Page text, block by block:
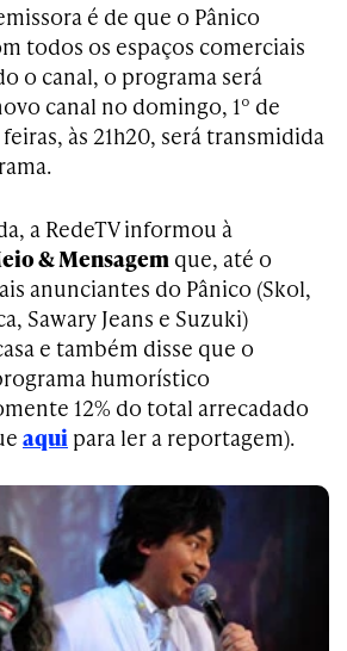
é de que o Pânico
todos os espaços comerciais
o canal, o programa será
canal no domingo, 1º de
feiras, às 21h20, será transmidida
a RedeTV informou à
& Mensagem que, até o
anunciantes do Pânico (Skol,
Sawary Jeans e Suzuki)
e também disse que o
humorístico
12% do total arrecadado
aqui para ler a reportagem).